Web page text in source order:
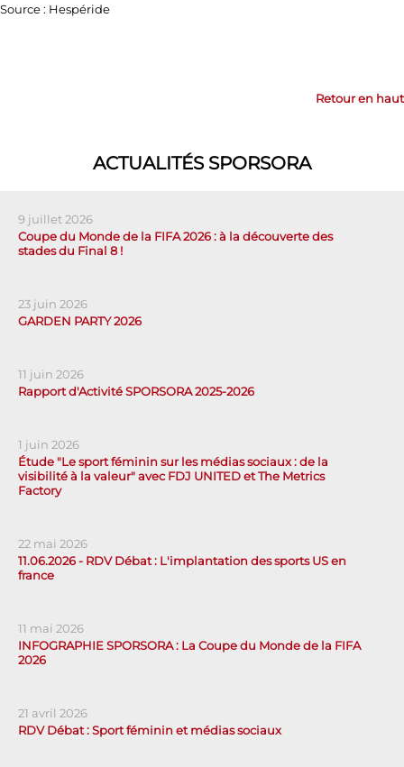
Source : Hespéride
Retour en haut
ACTUALITÉS SPORSORA
9 juillet 2026
Coupe du Monde de la FIFA 2026 : à la découverte des
stades du Final 8 !
23 juin 2026
GARDEN PARTY 2026
11 juin 2026
Rapport d'Activité SPORSORA 2025-2026
1 juin 2026
Étude "Le sport féminin sur les médias sociaux : de la
visibilité à la valeur" avec FDJ UNITED et The Metrics
Factory
22 mai 2026
11.06.2026 - RDV Débat : L'implantation des sports US en
france
11 mai 2026
INFOGRAPHIE SPORSORA : La Coupe du Monde de la FIFA
2026
21 avril 2026
RDV Débat : Sport féminin et médias sociaux